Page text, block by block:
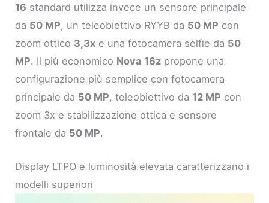
16 standard utilizza invece un sensore principale
da 50 MP, un teleobiettivo RYYB da 50 MP con
zoom ottico 3,3x e una fotocamera selfie da 50
MP. Il più economico Nova 16z propone una
configurazione più semplice con fotocamera
principale da 50 MP, teleobiettivo da 12 MP con
zoom 3x e stabilizzazione ottica e sensore
frontale da 50 MP.
Display LTPO e luminosità elevata caratterizzano i
modelli superiori